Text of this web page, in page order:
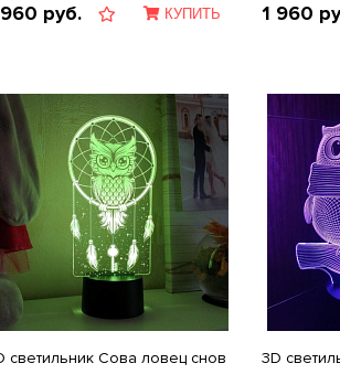
руб. КУПИТЬ 1 960
светильник Сова ловец снов 3D